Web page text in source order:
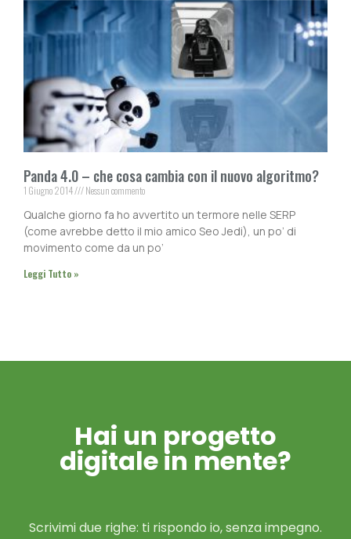
Panda 4.0 – che cosa cambia con il nuovo algoritmo?
1 Giugno 2014 Nessun commento
Qualche giorno fa ho avvertito un termore nelle SERP
(come avrebbe detto il mio amico Seo Jedi), un po’ di
movimento come da un po’
Leggi Tutto »
Hai un progetto
digitale in mente?
Scrivimi due righe: ti rispondo io, senza impegno.